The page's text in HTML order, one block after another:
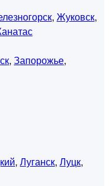
, Жуковск,
, Запорожье,
, Луганск, Луцк,